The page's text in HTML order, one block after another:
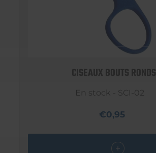
CISEAUX BOUTS RONDS
En stock - SCI-02
€0,95